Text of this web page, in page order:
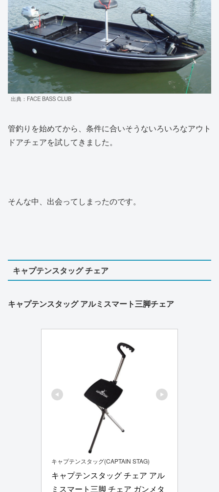
出典：FACE BASS CLUB
管釣りを始めてから、条件に合いそうないろいろなアウト
ドアチェアを試してきました。
そんな中、出会ってしまったのです。
キャプテンスタッグ チェア
キャプテンスタッグ アルミスマート三脚チェア
キャプテンスタッグ(CAPTAIN STAG)
キャプテンスタッグ チェア アル
ミスマート三脚 チェア ガンメタ